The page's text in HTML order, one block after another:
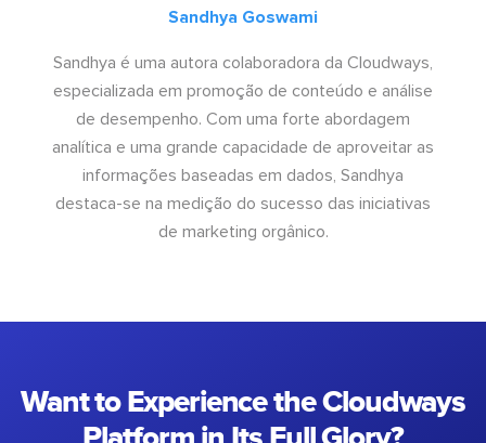
Sandhya Goswami
Sandhya é uma autora colaboradora da Cloudways,
especializada em promoção de conteúdo e análise
de desempenho. Com uma forte abordagem
analítica e uma grande capacidade de aproveitar as
informações baseadas em dados, Sandhya
destaca-se na medição do sucesso das iniciativas
de marketing orgânico.
Want to Experience the Cloudways